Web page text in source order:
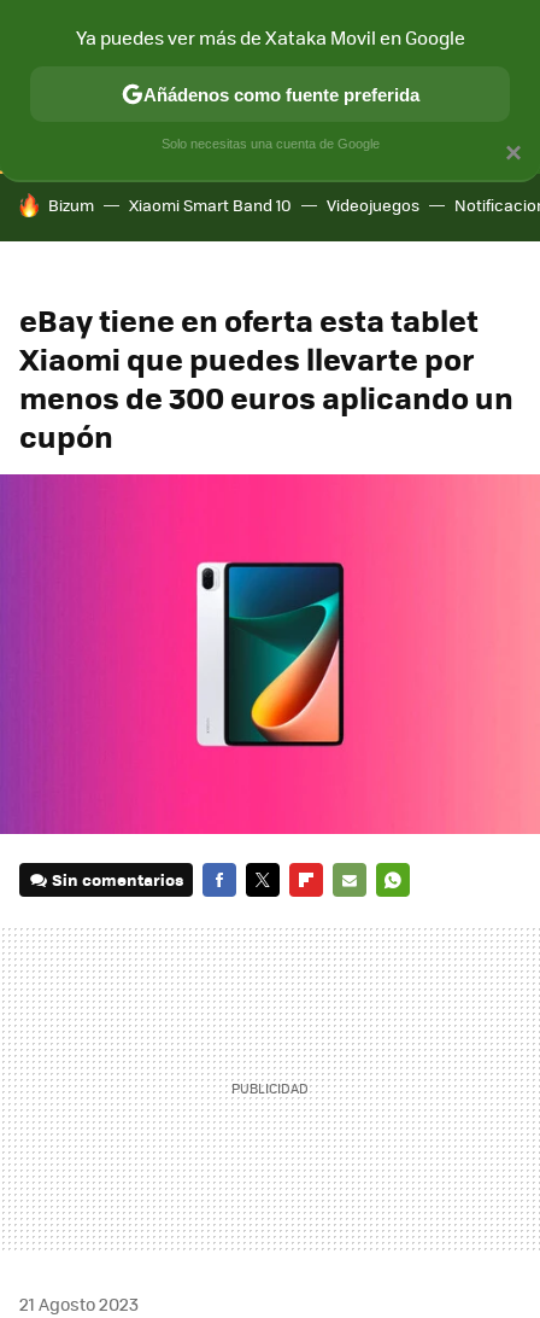
CONECTIVIDAD MÓVIL Y SOCIEDAD APLICACIONES
HOY SE HABLA DE
Bizum Xiaomi Smart Band 10 Videojuegos
eBay tiene en oferta esta tablet
Xiaomi que puedes llevarte por
menos de 300 euros aplicando un
cupón
Sin comentarios
MAIL
21 Agosto 2023
×
Ya puedes ver más de Xataka Movil en Google
Añádenos como fuente preferida
Solo necesitas una cuenta de Google